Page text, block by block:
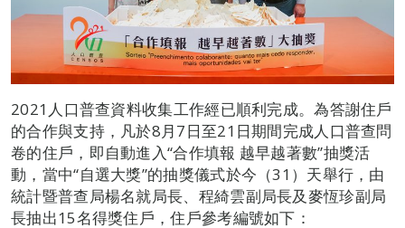
2021人口普查資料收集工作經已順利完成。為答謝住戶
的合作與支持，凡於8月7日至21日期間完成人口普查問
卷的住戶，即自動進入“合作填報 越早越著數”抽獎活
動，當中“自選大獎”的抽獎儀式於今（31）天舉行，由
統計暨普查局楊名就局長、程綺雲副局長及麥恆珍副局
長抽出15名得獎住戶，住戶參考編號如下：